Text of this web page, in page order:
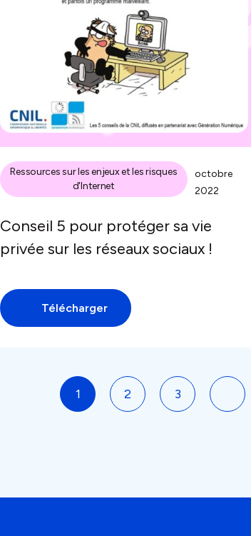
Ressources sur les enjeux et les risques
d'Internet
octobre
2022
Conseil 5 pour protéger sa vie
privée sur les réseaux sociaux !
Télécharger
Navigation
des
1 2 3